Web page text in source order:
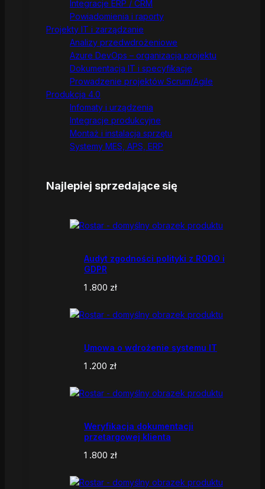
Integracje ERP / CRM
Powiadomienia i raporty
Projekty IT i zarządzanie
Analizy przedwdrożeniowe
Azure DevOps – organizacja projektu
Dokumentacja IT i specyfikacje
Prowadzenie projektów Scrum/Agile
Produkcja 4.0
Infomaty i urządzenia
Integracje produkcyjne
Montaż i instalacja sprzętu
Systemy MES, APS, ERP
Najlepiej sprzedające się
Audyt zgodności polityki z RODO i
GDPR
1 .800 zł
Umowa o wdrożenie systemu IT
1 .200 zł
Weryfikacja dokumentacji
przetargowej klienta
1 .800 zł